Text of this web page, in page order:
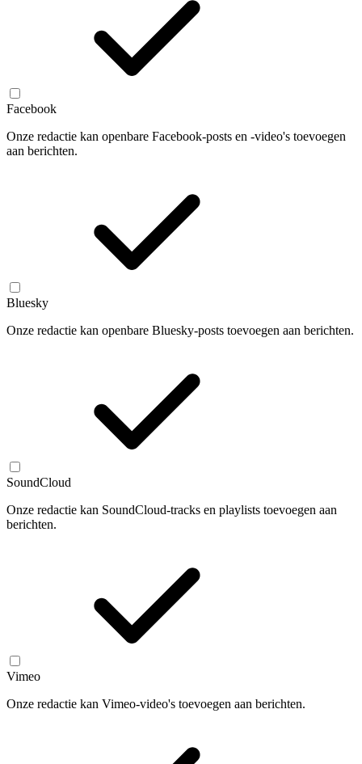
Facebook
Onze redactie kan openbare Facebook-posts en -video's toevoegen
aan berichten.
Bluesky
Onze redactie kan openbare Bluesky-posts toevoegen aan berichten.
SoundCloud
Onze redactie kan SoundCloud-tracks en playlists toevoegen aan
berichten.
Vimeo
Onze redactie kan Vimeo-video's toevoegen aan berichten.